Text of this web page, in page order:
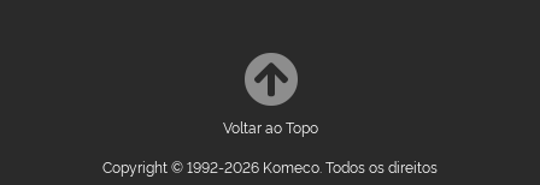
Voltar ao Topo
Copyright © 1992-2026 Komeco. Todos os direitos